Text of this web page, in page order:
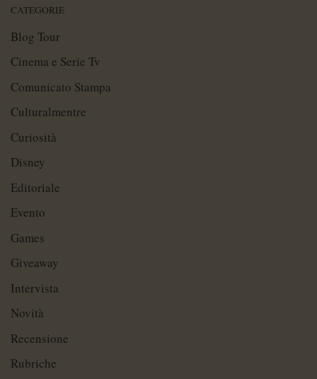
CATEGORIE
Blog Tour
Cinema e Serie Tv
Comunicato Stampa
Culturalmentre
Curiosità
Disney
Editoriale
Evento
Games
Giveaway
Intervista
Novità
Recensione
Rubriche